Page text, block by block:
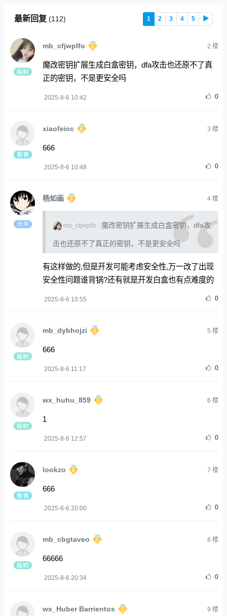
最新回复 (112) 1 2 3 4 5 ▶
mb_cfjwplfo 2 楼
魔改密钥扩展生成白盒密钥，dfa攻击也还原不了真
正的密钥，不是更安全吗
2025-8-6 10:42 0
xiaofeicc 3 楼
666
2025-8-6 10:48 0
杨如画 4楼
mb_cfjwplfo 魔改密钥扩展生成白盒密钥，dfa攻
击也还原不了真正的密钥，不是更安全吗
有这样做的,但是开发可能考虑安全性,万一改了出现
安全性问题谁背锅?还有就是开发白盒也有点难度的
2025-8-6 10:55 0
mb_dybhojzi 5 楼
666
2025-8-6 11:17 0
wx_huhu_859 6 楼
1
2025-8-6 12:57 0
lookzo 7 楼
666
2025-8-6 20:00 0
mb_cbgtaveo 8 楼
66666
2025-8-6 20:34 0
wx_Huber Barrientos 9 楼